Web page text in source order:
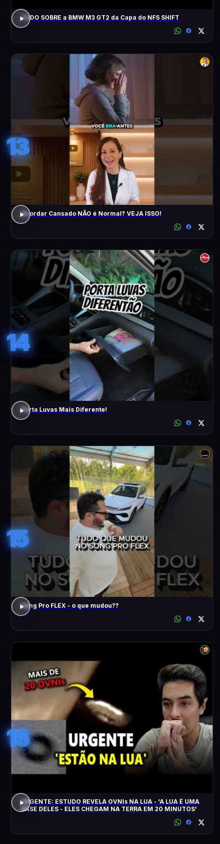
TUDO SOBRE a BMW M3 GT2 da Capa do NFS SHIFT
13
Acordar Cansado NÃO é Normal? VEJA ISSO!
14
Porta Luvas Mais Diferente!
15
Song Pro FLEX - o que mudou??
16
URGENTE: ESTUDO REVELA OVNIs NA LUA - 'A LUA É UMA
BASE DELES - ELES CHEGAM NA TERRA EM 20 MINUTOS'